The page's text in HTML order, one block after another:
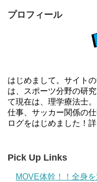
プロフィール
はじめまして。サイト
は、スポーツ分野の研
て現在は、理学療法士
仕事、サッカー関係の
ログをはじめました！
Pick Up Links
MOVE体幹！！全身